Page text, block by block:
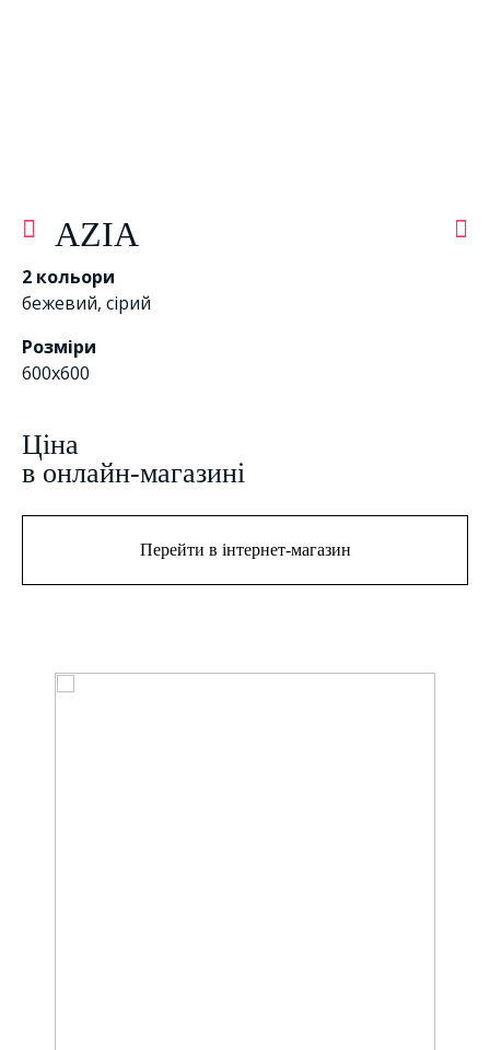
AZIA
2 кольори
бежевий, сірий
Розміри
600x600
Цiна
в онлайн-магазині
Перейти в інтернет-магазин